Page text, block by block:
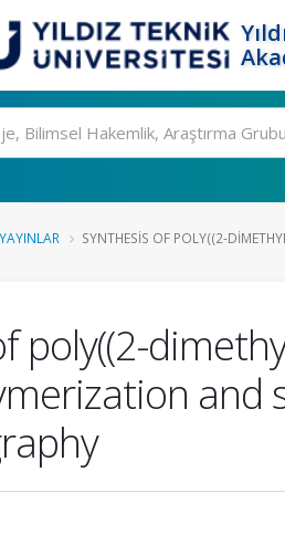
SYNTHESIS OF POLY((2-
poly((2-
and